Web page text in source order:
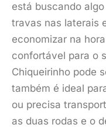
está buscando
travas nas laterais
economizar na
confortável para o
Chiqueirinho pode
também é ideal
ou precisa
as duas rodas e o